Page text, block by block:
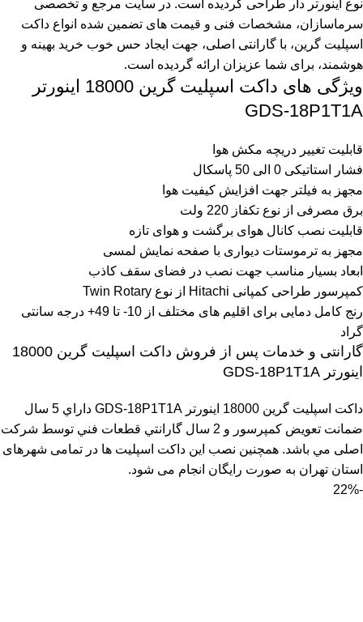
نوع اینورتر دار طراحی گردیده است. در سایت مرجع و تخصصی
سرماسازان، مشخصات فنی و قیمت های تضمین شده انواع داکت
اسپلیت گرین، با گارانتی اصلی، جهت ایجاد حس خوب خرید بهینه و
هوشمند، برای شما عزیزان ارائه گردیده است.
ویژگی های داکت اسپلیت گرین 18000 اینورتر
GDS-18P1T1A
قابلیت تغییر دریچه مکش هوا
فشار استاتیکی 0 الی 50 پاسکال
مجهز به فیلتر جهت افزایش کیفیت هوا
برق مصرفی از نوع تکفاز 220 ولت
قابلیت نصب کانال هوای برگشت و هوای تازه
مجهز به ترموستات دیواری با صفحه نمایش لمسی
ابعاد بسیار مناسب جهت نصب در فضای سقف کاذب
کمپرسور طراحی کمپانی Hitachi از نوع Twin Rotary
رنج کامل دمایی برای اقلیم های مختلف از 10- تا 49+ درجه سانتی
گراد
گارانتی و خدمات پس از فروش داکت اسپلیت گرین 18000
اینورتر GDS-18P1T1A
داکت اسپلیت گرین 18000 اینورتر GDS-18P1T1A داراي 5 سال
ضمانت تعويض كمپرسور و 2 سال گارانتي قطعات فني توسط شرکت
اصلی مي باشد. همچنین نصب این داکت اسپلیت ها در تمامی شهرهای
استان تهران به صورت رایگان انجام می شود.
-22%